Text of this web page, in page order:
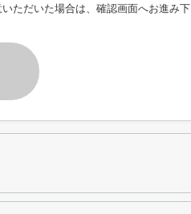
ただいた場合は、確認画面へお進み下